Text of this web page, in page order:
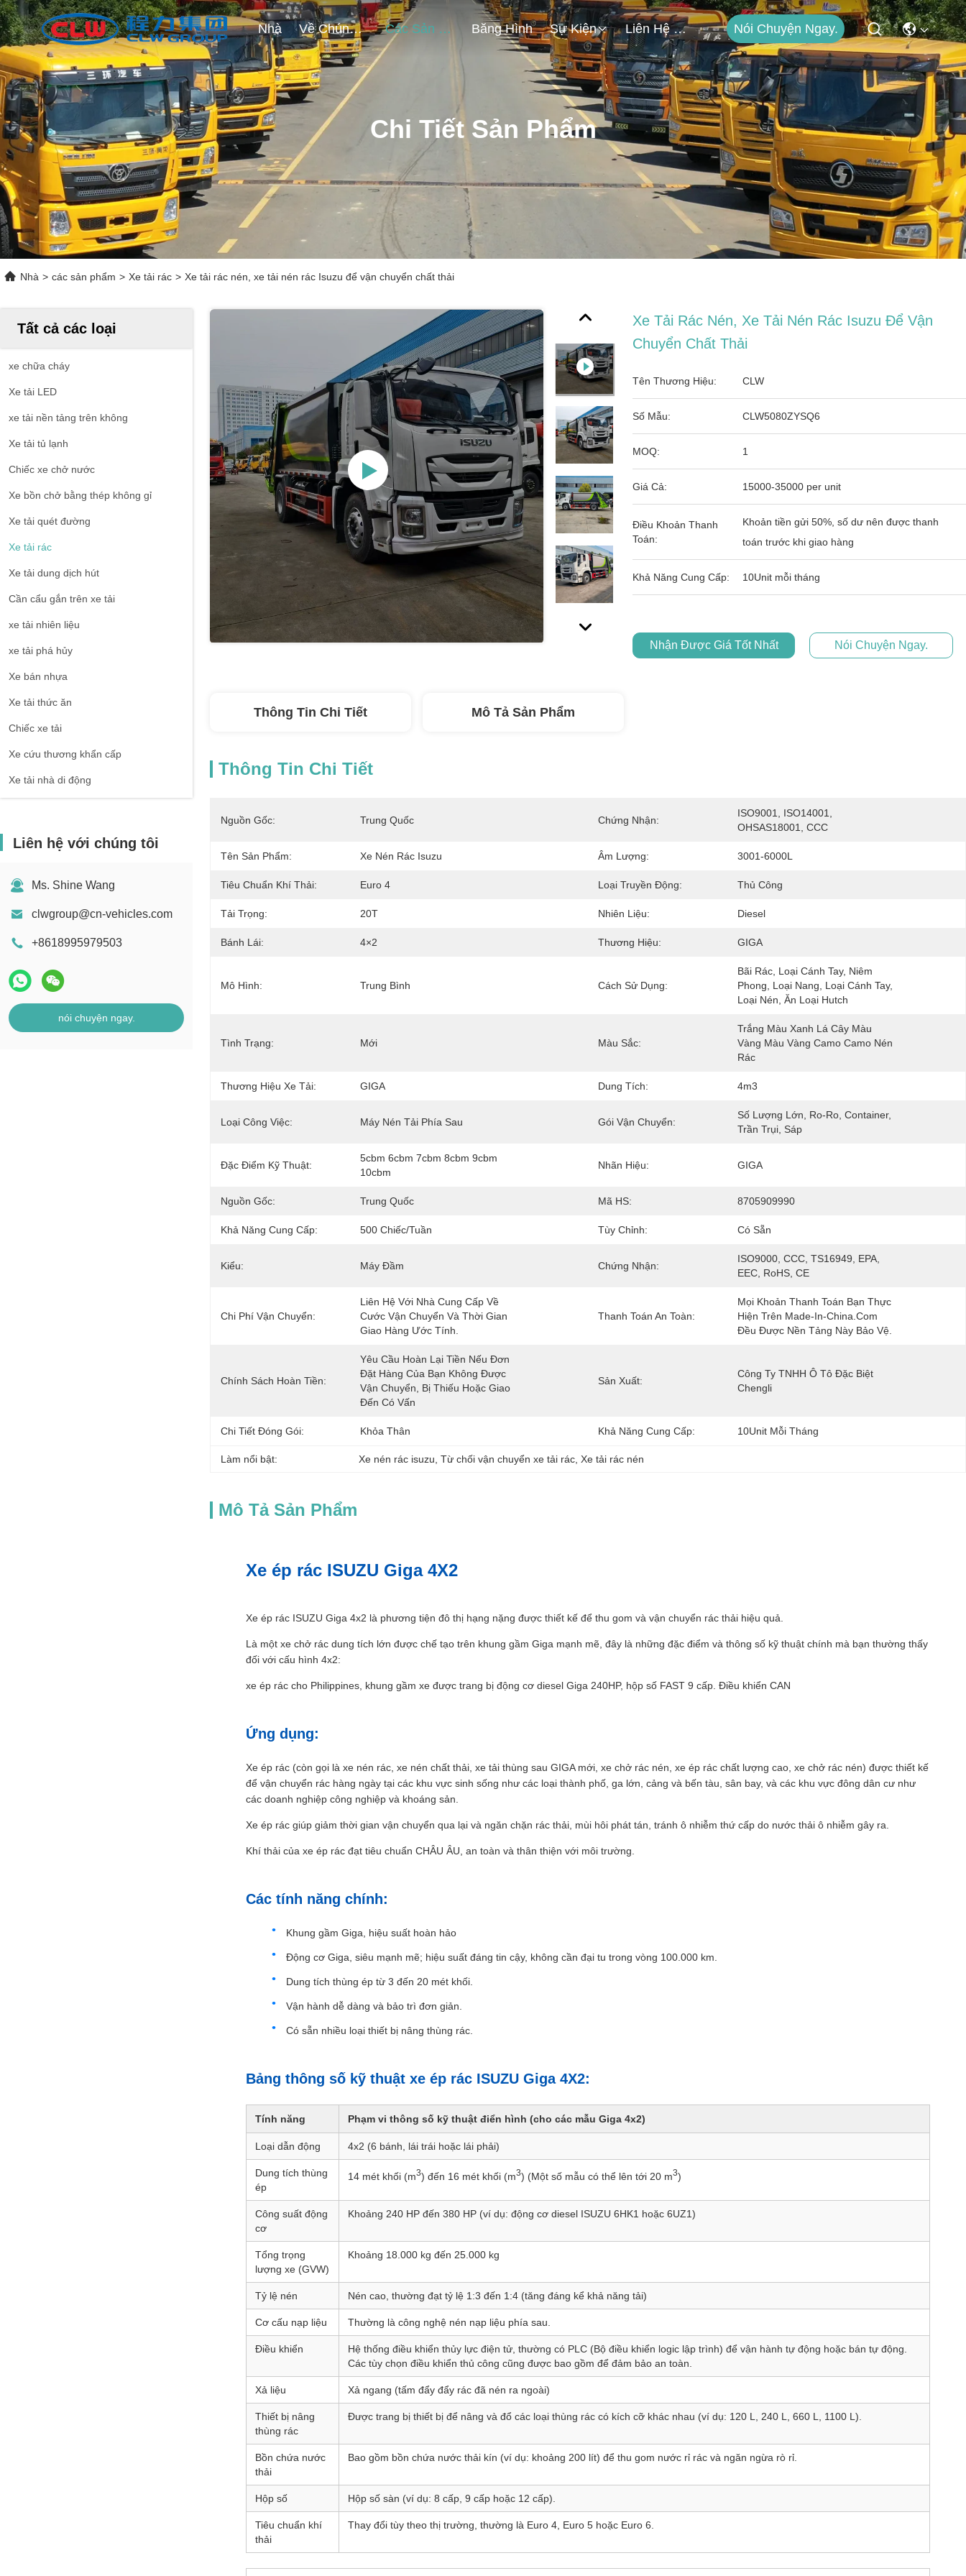
Nhà Về Chúng Tôi Các Sản Phẩm Băng Hình Sự Kiện Liên Hệ Với Chúng Tôi Nói Chuyện Ngay.
Chi Tiết Sản Phẩm
Nhà > các sản phẩm > Xe tải rác > Xe tải rác nén, xe tải nén rác Isuzu để vận chuyển chất thải
Tất cả các loại
xe chữa cháy
Xe tải LED
xe tải nền tảng trên không
Xe tải tủ lạnh
Chiếc xe chở nước
Xe bồn chở bằng thép không gỉ
Xe tải quét đường
Xe tải rác
Xe tải dung dịch hút
Cần cẩu gắn trên xe tải
xe tải nhiên liệu
xe tải phá hủy
Xe bán nhựa
Xe tải thức ăn
Chiếc xe tải
Xe cứu thương khẩn cấp
Xe tải nhà di động
Liên hệ với chúng tôi
Ms. Shine Wang
clwgroup@cn-vehicles.com
+8618995979503
nói chuyện ngay.
Xe Tải Rác Nén, Xe Tải Nén Rác Isuzu Để Vận
Chuyển Chất Thải
Tên Thương Hiệu: CLW
Số Mẫu: CLW5080ZYSQ6
MOQ: 1
Giá Cả: 15000-35000 per unit
Điều Khoản Thanh
Toán:
Khoản tiền gửi 50%, số dư nên được thanh
toán trước khi giao hàng
Khả Năng Cung Cấp: 10Unit mỗi tháng
Nhận Được Giá Tốt Nhất Nói Chuyện Ngay.
Thông Tin Chi Tiết Mô Tả Sản Phẩm
Thông Tin Chi Tiết
Nguồn Gốc: Trung Quốc Chứng Nhận:
ISO9001, ISO14001,
OHSAS18001, CCC
Tên Sản Phẩm: Xe Nén Rác Isuzu Âm Lượng: 3001-6000L
Tiêu Chuẩn Khí Thải: Euro 4 Loại Truyền Động: Thủ Công
Tải Trọng: 20T Nhiên Liệu: Diesel
Bánh Lái: 4×2 Thương Hiệu: GIGA
Mô Hình: Trung Bình Cách Sử Dụng:
Bãi Rác, Loại Cánh Tay, Niêm
Phong, Loại Nang, Loại Cánh Tay,
Loại Nén, Ăn Loại Hutch
Tình Trạng: Mới Màu Sắc:
Trắng Màu Xanh Lá Cây Màu
Vàng Màu Vàng Camo Camo Nén
Rác
Thương Hiệu Xe Tải: GIGA Dung Tích: 4m3
Loại Công Việc: Máy Nén Tải Phía Sau Gói Vận Chuyển:
Số Lượng Lớn, Ro-Ro, Container,
Trần Trụi, Sáp
Đặc Điểm Kỹ Thuật:
5cbm 6cbm 7cbm 8cbm 9cbm
10cbm
Nhãn Hiệu: GIGA
Nguồn Gốc: Trung Quốc Mã HS: 8705909990
Khả Năng Cung Cấp: 500 Chiếc/tuần Tùy Chỉnh: Có Sẵn
Kiểu: Máy Đầm Chứng Nhận:
ISO9000, CCC, TS16949, EPA,
EEC, RoHS, CE
Chi Phí Vận Chuyển:
Liên Hệ Với Nhà Cung Cấp Về
Cước Vận Chuyển Và Thời Gian
Giao Hàng Ước Tính.
Thanh Toán An Toàn:
Mọi Khoản Thanh Toán Bạn Thực
Hiện Trên Made-In-China.com
Đều Được Nền Tảng Này Bảo Vệ.
Chính Sách Hoàn Tiền:
Yêu Cầu Hoàn Lại Tiền Nếu Đơn
Đặt Hàng Của Bạn Không Được
Vận Chuyển, Bị Thiếu Hoặc Giao
Đến Có Vấn
Sản Xuất:
Công Ty TNHH Ô Tô Đặc Biệt
Chengli
Chi Tiết Đóng Gói: Khỏa Thân Khả Năng Cung Cấp: 10Unit Mỗi Tháng
Làm nổi bật: Xe nén rác isuzu Từ chối vận chuyển xe tải rác Xe tải rác nén
Mô Tả Sản Phẩm
Xe ép rác ISUZU Giga 4X2
Xe ép rác ISUZU Giga 4x2 là phương tiện đô thị hạng nặng được thiết kế để thu gom và vận chuyển rác thải hiệu quả.
Là một xe chở rác dung tích lớn được chế tạo trên khung gầm Giga mạnh mẽ, đây là những đặc điểm và thông số kỹ thuật chính mà bạn thường thấy
đối với cấu hình 4x2:
xe ép rác cho Philippines, khung gầm xe được trang bị động cơ diesel Giga 240HP, hộp số FAST 9 cấp. Điều khiển CAN
Ứng dụng:
Xe ép rác (còn gọi là xe nén rác, xe nén chất thải, xe tải thùng sau GIGA mới, xe chở rác nén, xe ép rác chất lượng cao, xe chở rác nén) được thiết kế
để vận chuyển rác hàng ngày tại các khu vực sinh sống như các loại thành phố, ga lớn, cảng và bến tàu, sân bay, và các khu vực đông dân cư như
các doanh nghiệp công nghiệp và khoáng sản.
Xe ép rác giúp giảm thời gian vận chuyển qua lại và ngăn chặn rác thải, mùi hôi phát tán, tránh ô nhiễm thứ cấp do nước thải ô nhiễm gây ra.
Khí thải của xe ép rác đạt tiêu chuẩn CHÂU ÂU, an toàn và thân thiện với môi trường.
Các tính năng chính:
Khung gầm Giga, hiệu suất hoàn hảo
Động cơ Giga, siêu mạnh mẽ; hiệu suất đáng tin cậy, không cần đại tu trong vòng 100.000 km.
Dung tích thùng ép từ 3 đến 20 mét khối.
Vận hành dễ dàng và bảo trì đơn giản.
Có sẵn nhiều loại thiết bị nâng thùng rác.
Bảng thông số kỹ thuật xe ép rác ISUZU Giga 4X2:
Tính năng Phạm vi thông số kỹ thuật điển hình (cho các mẫu Giga 4x2)
Loại dẫn động 4x2 (6 bánh, lái trái hoặc lái phải)
Dung tích thùng
ép
14 mét khối (m3) đến 16 mét khối (m3) (Một số mẫu có thể lên tới 20 m3)
Công suất động
cơ
Khoảng 240 HP đến 380 HP (ví dụ: động cơ diesel ISUZU 6HK1 hoặc 6UZ1)
Tổng trọng
lượng xe (GVW)
Khoảng 18.000 kg đến 25.000 kg
Tỷ lệ nén Nén cao, thường đạt tỷ lệ 1:3 đến 1:4 (tăng đáng kể khả năng tải)
Cơ cấu nạp liệu Thường là công nghệ nén nạp liệu phía sau.
Điều khiển
Hệ thống điều khiển thủy lực điện tử, thường có PLC (Bộ điều khiển logic lập trình) để vận hành tự động hoặc bán tự động.
Các tùy chọn điều khiển thủ công cũng được bao gồm để đảm bảo an toàn.
Xả liệu Xả ngang (tấm đẩy đẩy rác đã nén ra ngoài)
Thiết bị nâng
thùng rác
Được trang bị thiết bị để nâng và đổ các loại thùng rác có kích cỡ khác nhau (ví dụ: 120 L, 240 L, 660 L, 1100 L).
Bồn chứa nước
thải
Bao gồm bồn chứa nước thải kín (ví dụ: khoảng 200 lít) để thu gom nước rỉ rác và ngăn ngừa rò rỉ.
Hộp số Hộp số sàn (ví dụ: 8 cấp, 9 cấp hoặc 12 cấp).
Tiêu chuẩn khí
thải
Thay đổi tùy theo thị trường, thường là Euro 4, Euro 5 hoặc Euro 6.